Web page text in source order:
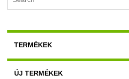
TERMÉKEK
ÚJ TERMÉKEK